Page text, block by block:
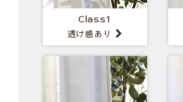
Class1
透け感あり